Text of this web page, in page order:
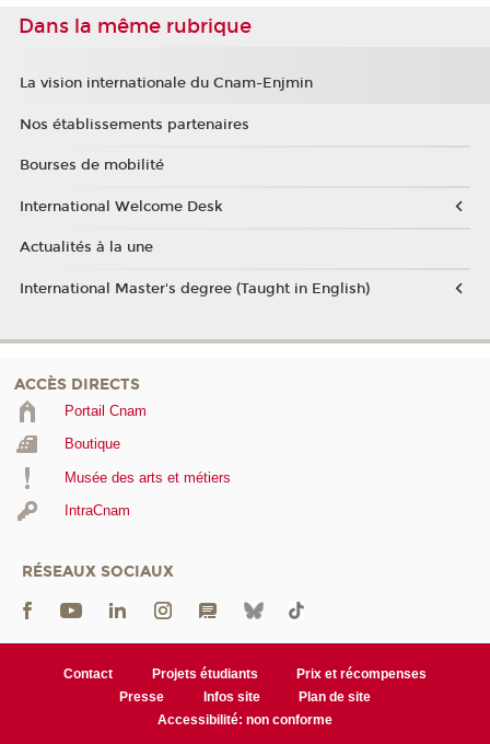
Dans la même rubrique
La vision internationale du Cnam-Enjmin
Nos établissements partenaires
Bourses de mobilité
International Welcome Desk
Actualités à la une
International Master's degree (Taught in English)
ACCÈS DIRECTS
Portail Cnam
Boutique
Musée des arts et métiers
IntraCnam
RÉSEAUX SOCIAUX
Contact Projets étudiants
Prix et récompenses
Presse
Infos site
Plan de site
Accessibilité: non conforme